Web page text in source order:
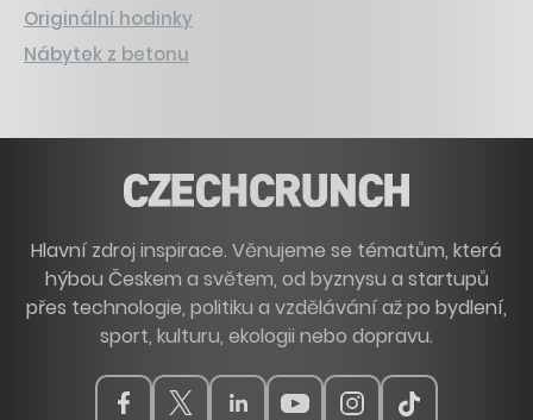
Originální hodinky
Nábytek z betonu
Hlavní zdroj inspirace. Věnujeme se tématům, která
hýbou Českem a světem, od byznysu a startupů
přes technologie, politiku a vzdělávání až po bydlení,
sport, kulturu, ekologii nebo dopravu.